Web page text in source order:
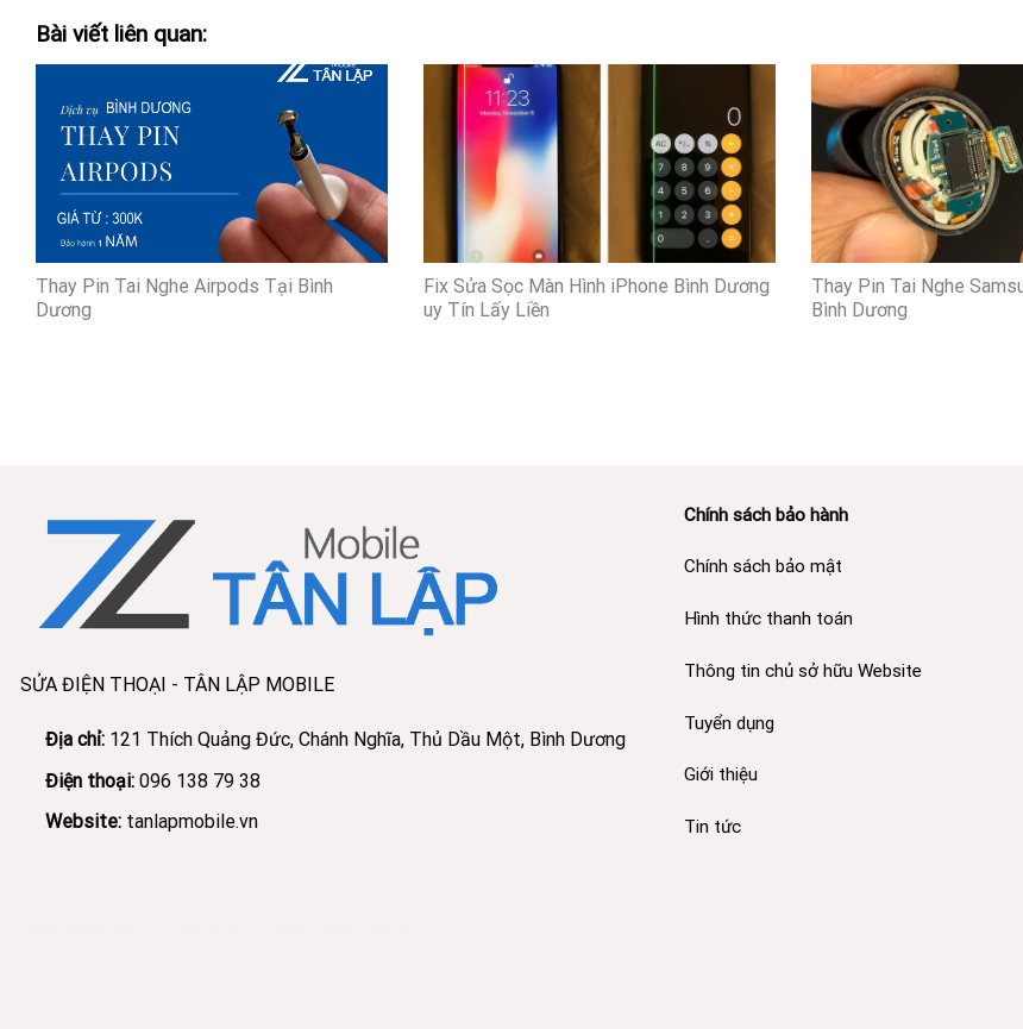
Bài viết liên quan:
Thay Pin Tai Nghe Airpods Tại Bình
Dương
Fix Sửa Sọc Màn Hình iPhone Bình Dương
uy Tín Lấy Liền
Thay Pin Tai Nghe
Bình Dương
SỬA ĐIỆN THOẠI - TÂN LẬP MOBILE
Địa chỉ: 121 Thích Quảng Đức, Chánh Nghĩa, Thủ Dầu Một, Bình Dương
Điện thoại: 096 138 79 38
Website: tanlapmobile.vn
Chính sách bảo hành
Chính sách bảo mật
Hình thức thanh toán
Thông tin chủ sở hữu Website
Tuyển dụng
Giới thiệu
Tin tức